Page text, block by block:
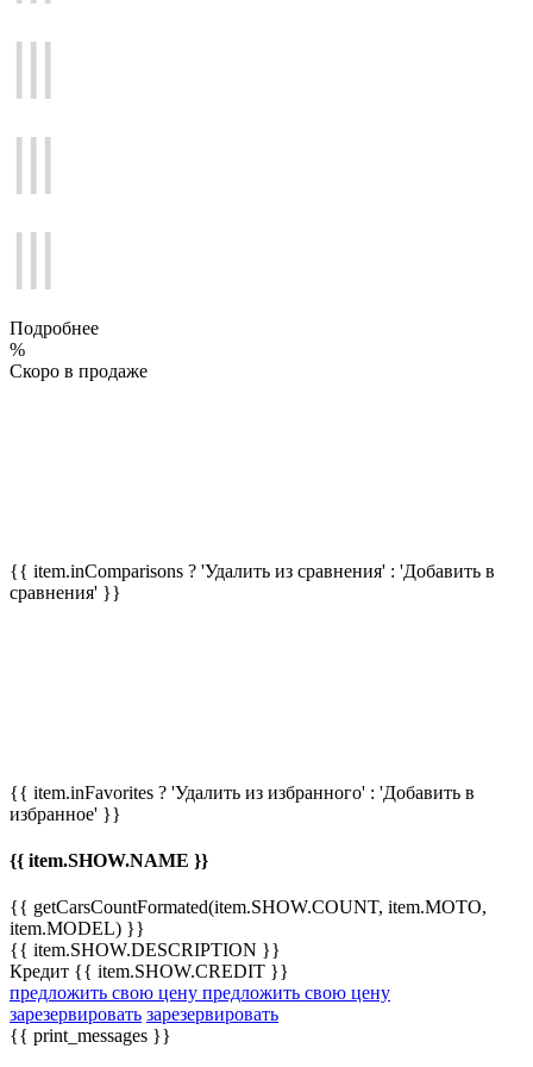
Подробнее
%
Скоро в продаже
{{ item.inComparisons ? 'Удалить из сравнения' : 'Добавить в
сравнения' }}
{{ item.inFavorites ? 'Удалить из избранного' : 'Добавить в
избранное' }}
{{ item.SHOW.NAME }}
{{ getCarsCountFormated(item.SHOW.COUNT, item.MOTO,
item.MODEL) }}
{{ item.SHOW.DESCRIPTION }}
Кредит {{ item.SHOW.CREDIT }}
предложить свою цену предложить свою цену
зарезервировать зарезервировать
{{ print_messages }}